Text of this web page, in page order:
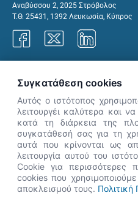
Αναβύσσου 2, 2025 Στρόβολος
Τ.Θ. 25431, 1392 Λευκωσία, Κύπρος
👋 Καλώς
Πες μου
σήμερα.
Συγκατάθεση cookies
Αυτός ο ιστότοπος
λειτουργέι καλύτερα και
κατά τη διάρκεια της
συγκατάθεσή σας για τη
αυτά που κρίνονται ως
λειτουργία αυτού του
Cookie για περισσότερες
cookies που
αποκλεισμού τους.